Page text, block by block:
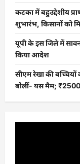
कटका में बहुउद्देशीय
शुभारंभ, किसानों को
यूपी के इस जिले में
किया आदेश
सीएम रेखा की
बोलीं- यस मैम;